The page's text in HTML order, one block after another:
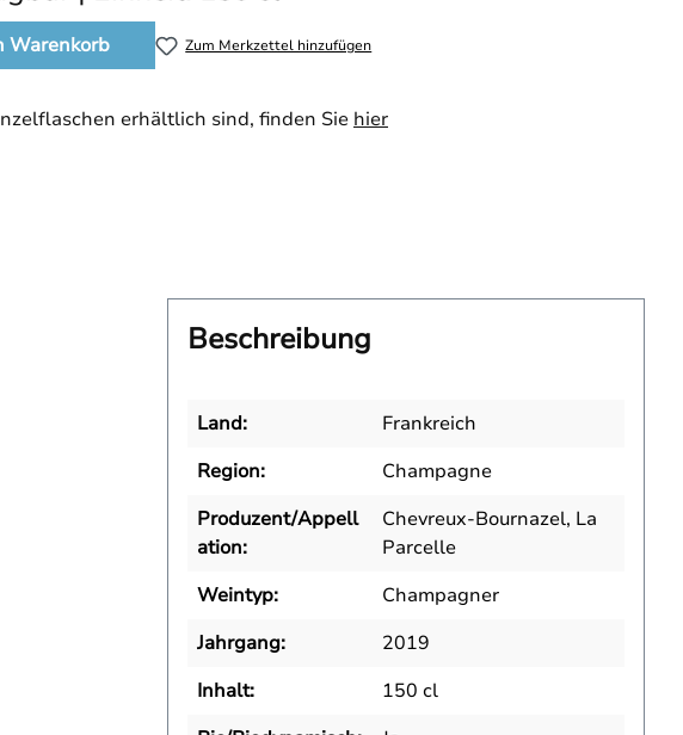
Warenkorb Zum Merkzettel hinzufügen
erhältlich sind, finden Sie hier
Beschreibung
Land:
Frankreich
Region:
Champagne
Produzent/Appell
ation:
Chevreux-Bournazel, La
Parcelle
Weintyp:
Champagner
Jahrgang:
2019
Inhalt:
150 cl